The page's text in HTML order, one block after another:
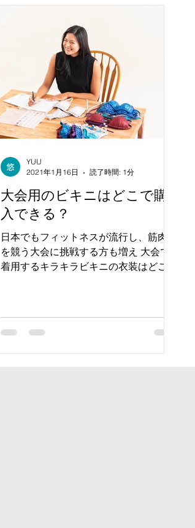
大会用のビキニはどこで購
入できる？
日本でもフィットネスが流行し、筋肉美
を競う大会に挑戦する方も増え 大会で
着用するキラキラビキニの衣装はどこで
YUU
2021年1月16日
読了時間: 1分